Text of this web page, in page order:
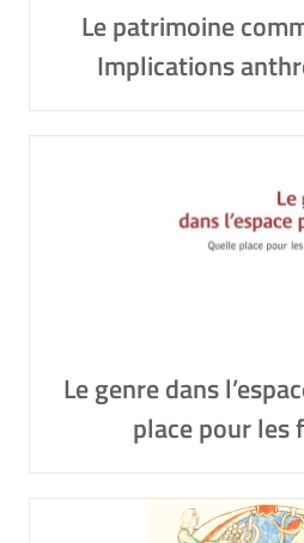
Le patrimoine
Implications
Le genre dans
place pour les